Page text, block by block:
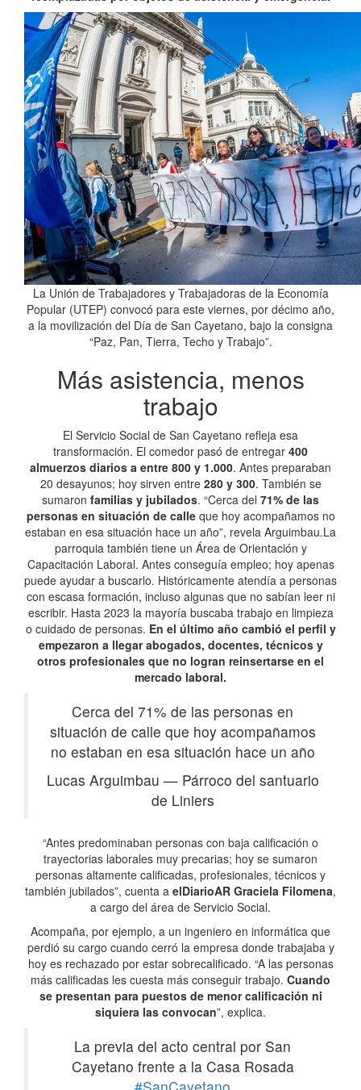
La Unión de Trabajadores y Trabajadoras de la Economía
Popular (UTEP) convocó para este viernes, por décimo año,
a la movilización del Día de San Cayetano, bajo la consigna
“Paz, Pan, Tierra, Techo y Trabajo”.
Más asistencia, menos
trabajo
El Servicio Social de San Cayetano refleja esa
transformación. El comedor pasó de entregar 400
almuerzos diarios a entre 800 y 1.000. Antes preparaban
20 desayunos; hoy sirven entre 280 y 300. También se
sumaron familias y jubilados. “Cerca del 71% de las
personas en situación de calleque hoy acompañamos no
estaban en esa situación hace un año”, revela Arguimbau.La
parroquia también tiene un Área de Orientación y
Capacitación Laboral. Antes conseguía empleo; hoy apenas
puede ayudar a buscarlo. Históricamente atendía a personas
con escasa formación, incluso algunas que no sabían leer ni
escribir. Hasta 2023 la mayoría buscaba trabajo en limpieza
o cuidado de personas. En el último año cambió el perfil y
empezaron a llegar abogados, docentes, técnicos y
otros profesionales que no logran reinsertarse en el
mercado laboral.
Cerca del 71% de las personas en
situación de calle que hoy acompañamos
no estaban en esa situación hace un año
Lucas Arguimbau —Párroco del santuario
de Liniers
“Antes predominaban personas con baja calificación o
trayectorias laborales muy precarias; hoy se sumaron
personas altamente calificadas, profesionales, técnicos y
también jubilados”, cuenta a elDiarioAR Graciela Filomena,
a cargo del área de Servicio Social.
Acompaña, por ejemplo, a un ingeniero en informática que
perdió su cargo cuando cerró la empresa donde trabajaba y
hoy es rechazado por estar sobrecalificado. “A las personas
más calificadas les cuesta más conseguir trabajo. Cuando
se presentan para puestos de menor calificación ni
siquiera las convocan”, explica.
La previa del acto central por San
Cayetano frente a la Casa Rosada